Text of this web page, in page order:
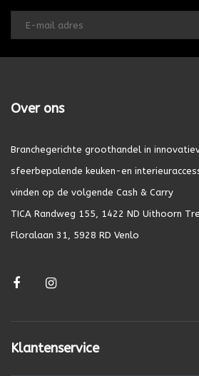
Over ons
Branchegerichte groothandel in
sfeerbepalende keuken-en
vinden op de volgende Cash & Carry
TICA Randweg 155, 1422 ND Uithoorn
Floralaan 31, 5928 RD Venlo
Klantenservice